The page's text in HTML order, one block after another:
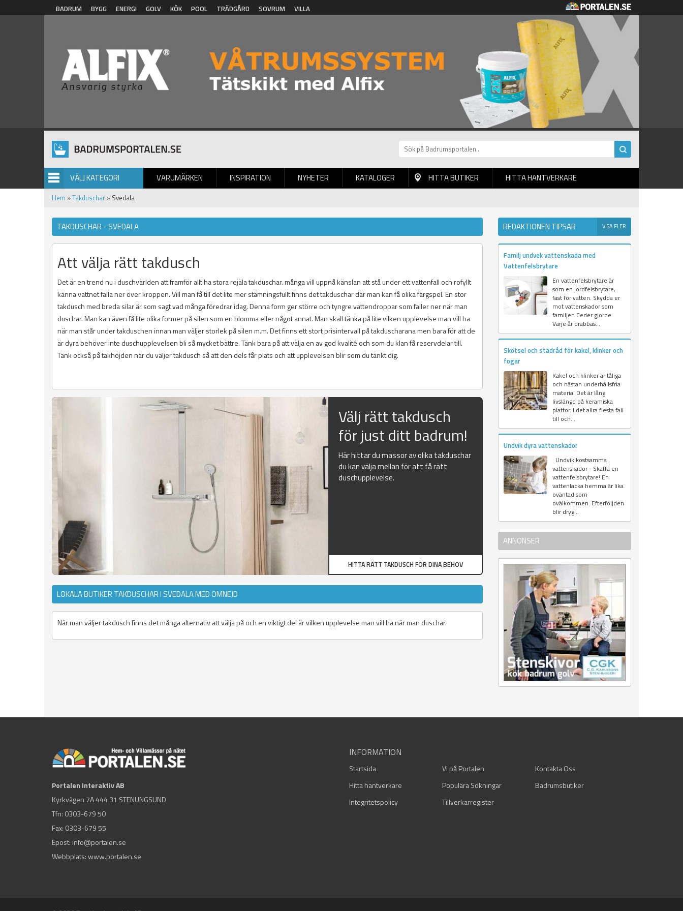
Hoppa till huvudinnehåll
BADRUM BYGG ENERGI GOLV KÖK POOL TRÄDGÅRD SOVRUM VILLA
VÄLJ KATEGORI VARUMÄRKEN INSPIRATION NYHETER
BILDGALLERI KATALOGER HITTA BUTIKER HITTA HANTVERKARE
Hem »Takduschar » Svedala
TAKDUSCHAR - SVEDALA
Att välja rätt takdusch
Det är en trend nu i duschvärlden att framför allt ha stora rejäla takduschar. många vill uppnå känslan att stå under ett vattenfall och rofyllt
känna vattnet falla ner över kroppen. Vill man få till det lite mer stämningsfullt finns det takduschar där man kan få olika färgspel. En stor
takdusch med breda silar är som sagt vad många föredrar idag. Denna form ger större och tyngre vattendroppar som faller ner när man
duschar. Man kan även få lite olika former på silen som en blomma eller något annat. Man skall tänka på lite vilken upplevelse man vill ha
när man står under takduschen innan man väljer storlek på silen m.m. Det finns ett stort prisintervall på takduscharana men bara för att de
är dyra behöver inte duschupplevelsen bli så mycket bättre. Tänk bara på att välja en av god kvalité och som du klan få reservdelar till.
Tänk också på takhöjden när du väljer takdusch så att den dels får plats och att upplevelsen blir som du tänkt dig.
Välj rätt takdusch
för just ditt badrum!
Här hittar du massor av olika takduschar
du kan välja mellan för att få rätt
duschupplevelse.
HITTA RÄTT TAKDUSCH FÖR DINA BEHOV
LOKALA BUTIKER TAKDUSCHAR I SVEDALA MED OMNEJD
När man väljer takdusch finns det många alternativ att välja på och en viktigt del är vilken upplevelse man vill ha när man duschar.
REDAKTIONEN TIPSAR VISA FLER
Familj undvek vattenskada med
Vattenfelsbrytare
En vattenfelsbrytare är
som en jordfelsbrytare,
fast för vatten. Skydda er
mot vattenskador som
familjen Ceder gjorde.
Varje år drabbas...
Skötsel och städråd för kakel, klinker och
fogar
Kakel och klinker är tåliga
och nästan underhållsfria
material Det är lång
livslängd på keramiska
plattor. I det allra flesta fall
till och...
Undvik dyra vattenskador
Undvik kostsamma
vattenskador - Skaffa en
vattenfelsbrytare! En
vattenläcka hemma är lika
oväntad som
ovälkommen. Efterföljden
blir dryg...
ANNONSER
Portalen Interaktiv AB
Kyrkvägen 7A 444 31 STENUNGSUND
Tfn: 0303-679 50
Fax: 0303-679 55
Epost: info@portalen.se
Webbplats: www.portalen.se
INFORMATION
Startsida Vi på Portalen
Kontakta Oss
Hitta hantverkare
Populära Sökningar
Badrumsbutiker
Integritetspolicy
Tillverkarregister